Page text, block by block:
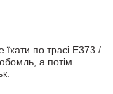
по трасі Е373 /
а потім